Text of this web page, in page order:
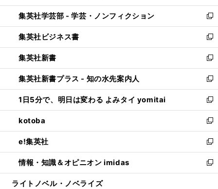
開
く
ウ
で
開
く
ン
ド
ウ
で
開
く
ウ
ィ
ン
ド
ウ
で
開
く
集英社学芸部 - 学芸・ノンフィクション
新
し
い
ウ
ィ
ン
ド
ウ
で
開
く
集英社ビジネス書
新
し
い
ウ
ィ
ン
ド
ウ
で
開
く
集英社新書
新
し
い
ウ
ィ
ン
ド
ウ
で
開
く
集英社新書プラス - 知の水先案内人
新
し
い
ウ
ィ
ン
ド
ウ
で
開
1日5分で、明日は変わる よみタイ yomitai
新
し
い
ウ
ィ
ン
ド
ウ
kotoba
新
し
い
ウ
ィ
ン
e!集英社
新
し
い
ウ
情報・知識＆オピニオン imidas
新
し
ライトノベル・ノベライズ